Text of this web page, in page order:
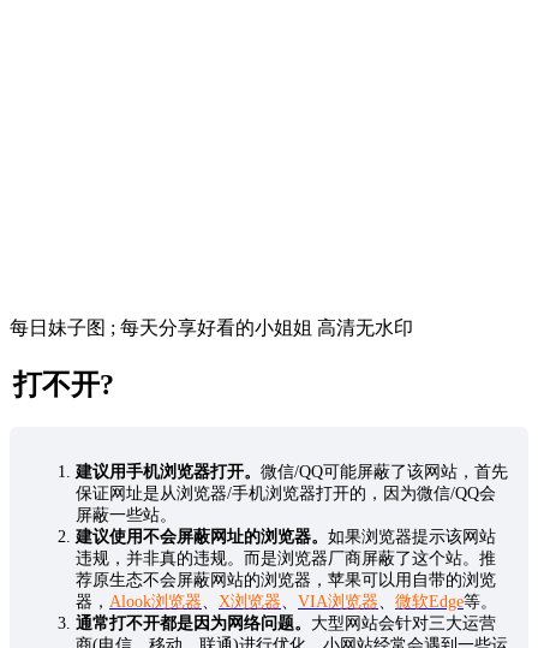
每日妹子图 ; 每天分享好看的小姐姐 高清无水印
打不开?
建议用手机浏览器打开。 微信/QQ可能屏蔽了该网站，首先
保证网址是从浏览器/手机浏览器打开的，因为微信/QQ会
屏蔽一些站。
建议使用不会屏蔽网址的浏览器。 如果浏览器提示该网站
违规，并非真的违规。而是浏览器厂商屏蔽了这个站。推
荐原生态不会屏蔽网站的浏览器，苹果可以用自带的浏览
器， Alook浏览器、 X浏览器、 VIA浏览器、 微软Edge等。
通常打不开都是因为网络问题。 大型网站会针对三大运营